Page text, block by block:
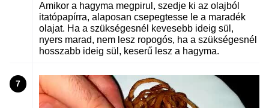
Amikor a hagyma megpirul, szedje ki az olajból
itatópapírra, alaposan csepegtesse le a maradék
olajat. Ha a szükségesnél kevesebb ideig sül,
nyers marad, nem lesz ropogós, ha a szükségesnél
hosszabb ideig sül, keserű lesz a hagyma.
7